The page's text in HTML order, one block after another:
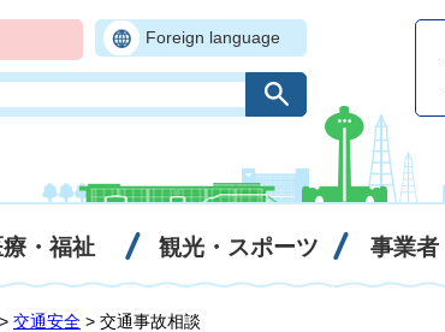
Foreign language
療・福祉 観光・スポーツ 事業者
> 交通安全 > 交通事故相談